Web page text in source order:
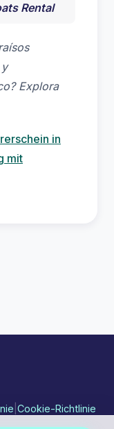
Rental
Explora
in
mit
Cookie-Richtlinie